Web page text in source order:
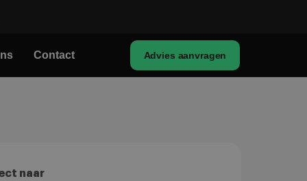
Contact Advies aanvragen
naar